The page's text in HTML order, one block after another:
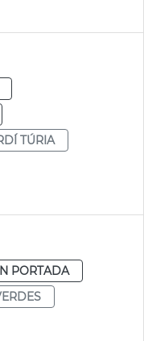
TÚRIA
PORTADA